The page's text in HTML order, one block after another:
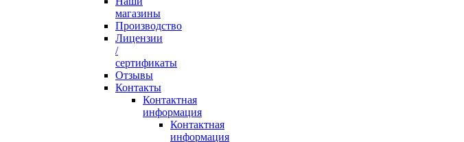
магазины
Производство
Лицензии
/
сертификаты
Отзывы
Контакты
Контактная
информация
Контактная
информация